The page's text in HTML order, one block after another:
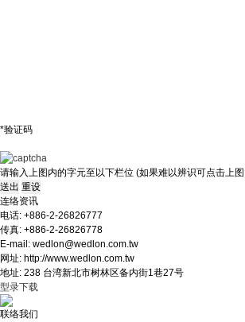
*验证码
请输入上图内的字元至以下栏位 (如果难以辨识可点击上
连络资讯
电话: +886-2-26826777
传真: +886-2-26826778
E-mail: wedlon@wedlon.com.tw
网址: http://www.wedlon.com.tw
地址: 238 台湾新北市树林区备内街1巷27号
型录下载
联络我们